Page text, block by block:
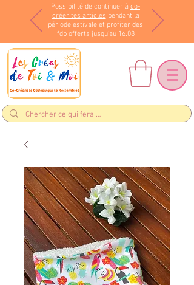
Possibilité de continuer à co-
créer tes articles pendant la
période estivale et profiter des
fdp offerts jusqu'au 16.08